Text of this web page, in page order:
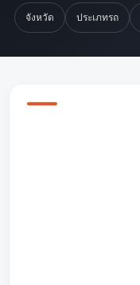
จังหวัด ประเภทรถ